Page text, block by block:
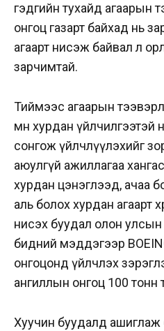
гэдгийн тухайд агаарын
онгоц газарт байхад нь
агаарт нисэж байвал л
зарчимтай.
Тиймээс агаарын
мөн хурдан
сонгож үйлчлүүлэхийг
аюулгүй ажиллагаа
хурдан цэнэглээд, ачаа
аль болох хурдан агаарт
нисэх буудал олон
бидний мэддэгээр
онгоцонд үйлчлэх
ангиллын онгоц 100 тонн
Хуучин буудалд